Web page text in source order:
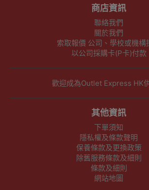
商店資訊
聯絡我們
關於我們
索取報價 公司、學校或機構
以公司採購卡(P卡)付款
歡迎成為Outlet Express HK
其他資訊
下單須知
隱私權及條款聲明
保養條款及更換政策
除舊服務條款及細則
條款及細則
網站地圖